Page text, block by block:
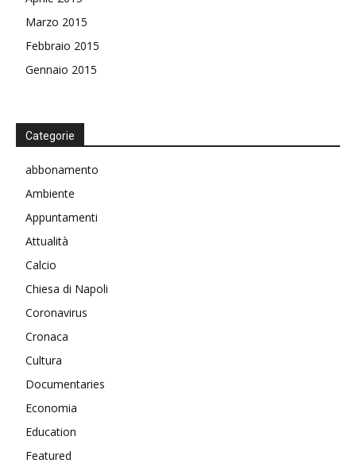
Marzo 2015
Febbraio 2015
Gennaio 2015
Categorie
abbonamento
Ambiente
Appuntamenti
Attualità
Calcio
Chiesa di Napoli
Coronavirus
Cronaca
Cultura
Documentaries
Economia
Education
Featured